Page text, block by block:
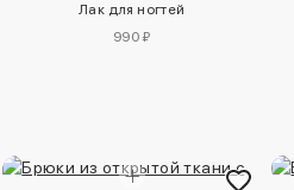
Лак для ногтей
990 ₽